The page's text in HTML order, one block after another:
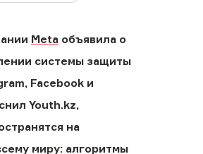
Meta объявила о
системы защиты
Facebook и
Youth.kz,
на
миру: алгоритмы